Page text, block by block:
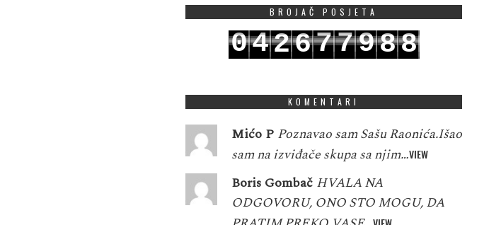
BROJAČ POSJETA
042677988
KOMENTARI
Mićo P Poznavao sam Sašu Raonića.Išao
sam na izviđače skupa sa njim…VIEW
Boris Gombač HVALA NA
ODGOVORU, ONO STO MOGU, DA